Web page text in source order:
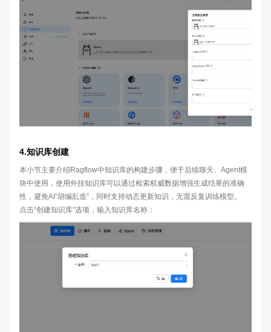
4.知识库创建
本小节主要介绍Ragflow中知识库的构建步骤，便于后续聊天、Agent模
块中使用，使用外挂知识库可以通过检索权威数据增强生成结果的准确
性，避免AI“胡编乱造”，同时支持动态更新知识，无需反复训练模型。
点击“创建知识库”选项，输入知识库名称：